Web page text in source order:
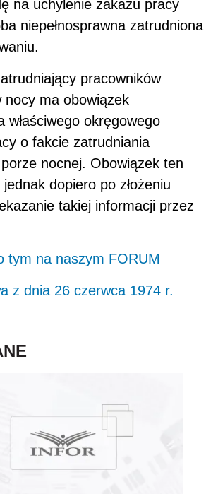
na uchylenie zakazu pracy
niepełnosprawna zatrudniona
pracowników
nocy ma obowiązek
właściwego okręgowego
o fakcie zatrudniania
nocnej. Obowiązek ten
dopiero po złożeniu
takiej informacji przez
tym na naszym FORUM
z dnia 26 czerwca 1974 r.